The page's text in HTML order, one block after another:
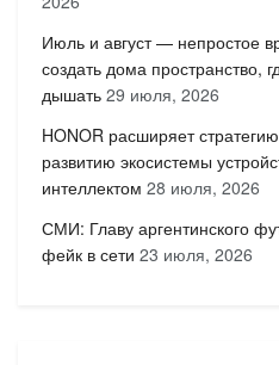
Июль и август — непростое
создать дома пространство,
дышать 29 июля, 2026
HONOR расширяет
развитию экосистемы
интеллектом 28 июля, 2026
СМИ: Главу аргентинского
фейк в сети 23 июля, 2026